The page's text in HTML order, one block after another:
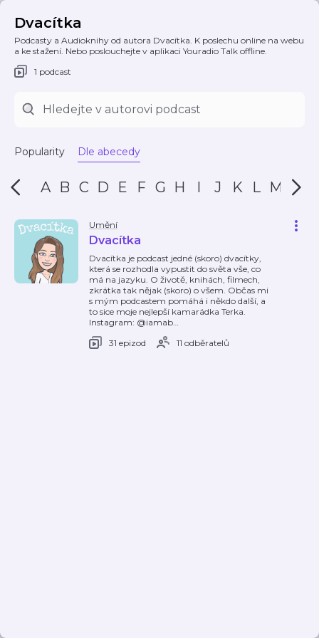
Dvacítka
Podcasty a Audioknihy od autora Dvacítka. K poslechu online na webu
a ke stažení. Nebo poslouchejte v aplikaci Youradio Talk offline.
1 podcast
Popularity Dle abecedy
A B C D E F G H I J K L M N
Umění
Dvacítka
Dvacítka je podcast jedné (skoro) dvacítky,
která se rozhodla vypustit do světa vše, co
má na jazyku. O životě, knihách, filmech,
zkrátka tak nějak (skoro) o všem. Občas mi
s mým podcastem pomáhá i někdo další, a
to sice moje nejlepší kamarádka Terka.
Instagram: @iamab…
31 epizod
11 odběratelů